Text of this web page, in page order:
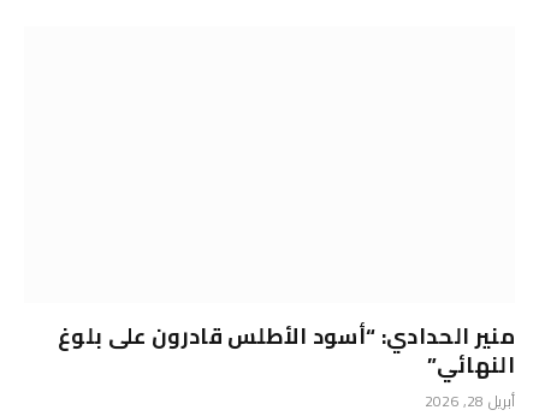
منير الحدادي: “أسود الأطلس قادرون على بلوغ
النهائي”
أبريل 28, 2026